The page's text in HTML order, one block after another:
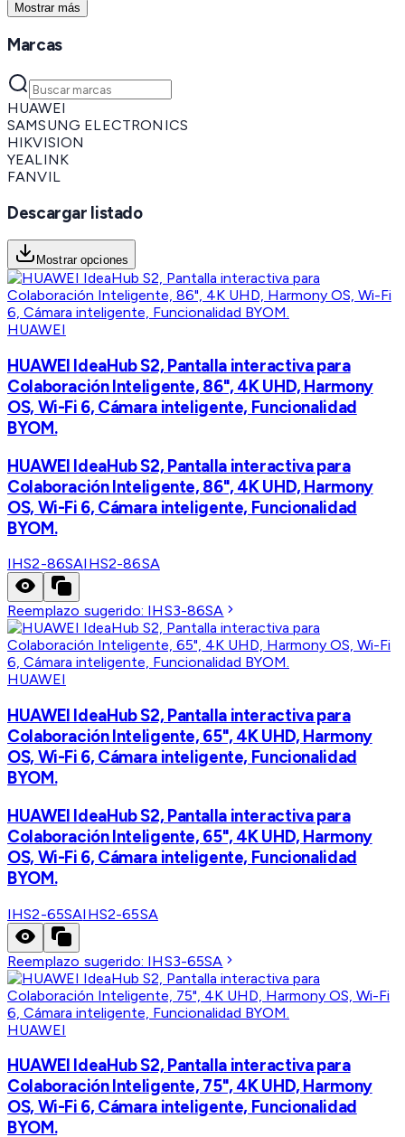
Mostrar más
Marcas
HUAWEI
SAMSUNG ELECTRONICS
HIKVISION
YEALINK
FANVIL
Descargar listado
Mostrar opciones
HUAWEI
HUAWEI IdeaHub S2, Pantalla interactiva para
Colaboración Inteligente, 86", 4K UHD, Harmony
OS, Wi-Fi 6, Cámara inteligente, Funcionalidad
BYOM.
HUAWEI IdeaHub S2, Pantalla interactiva para
Colaboración Inteligente, 86", 4K UHD, Harmony
OS, Wi-Fi 6, Cámara inteligente, Funcionalidad
BYOM.
IHS2-86SAIHS2-86SA
Reemplazo sugerido: IHS3-86SA
HUAWEI
HUAWEI IdeaHub S2, Pantalla interactiva para
Colaboración Inteligente, 65", 4K UHD, Harmony
OS, Wi-Fi 6, Cámara inteligente, Funcionalidad
BYOM.
HUAWEI IdeaHub S2, Pantalla interactiva para
Colaboración Inteligente, 65", 4K UHD, Harmony
OS, Wi-Fi 6, Cámara inteligente, Funcionalidad
BYOM.
IHS2-65SAIHS2-65SA
Reemplazo sugerido: IHS3-65SA
HUAWEI
HUAWEI IdeaHub S2, Pantalla interactiva para
Colaboración Inteligente, 75", 4K UHD, Harmony
OS, Wi-Fi 6, Cámara inteligente, Funcionalidad
BYOM.